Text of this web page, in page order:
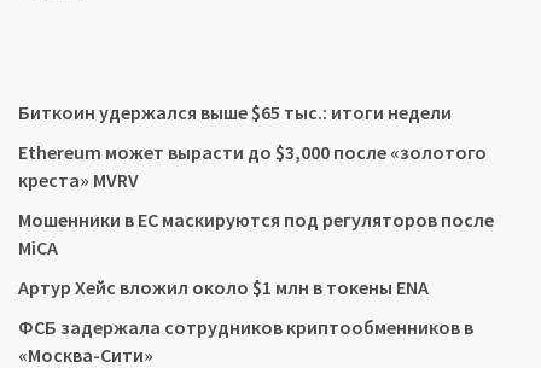
Биткоин удержался выше $65 тыс.: итоги недели
Ethereum может вырасти до $3,000 после «золотого
креста» MVRV
Мошенники в ЕС маскируются под регуляторов после
MiCA
Артур Хейс вложил около $1 млн в токены ENA
ФСБ задержала сотрудников криптообменников в
«Москва-Сити»